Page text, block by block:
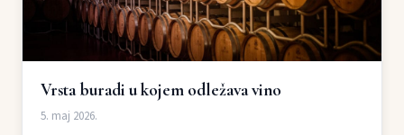
Vrsta buradi u kojem odležava vino
5. maj 2026.